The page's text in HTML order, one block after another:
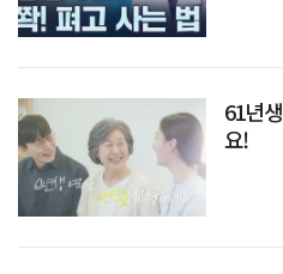
61년
요!